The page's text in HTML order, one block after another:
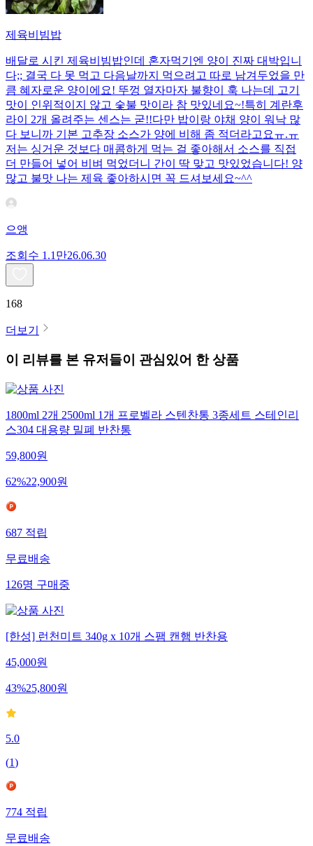
제육비빔밥
배달로 시킨 제육비빔밥인데 혼자먹기엔 양이 진짜 대박입니
다;; 결국 다 못 먹고 다음날까지 먹으려고 따로 남겨두었을 만
큼 혜자로운 양이에요! 뚜껑 열자마자 불향이 훅 나는데 고기
맛이 인위적이지 않고 숯불 맛이라 참 맛있네요~!특히 계란후
라이 2개 올려주는 센스는 굳!! ​다만 밥이랑 야채 양이 워낙 많
다 보니까 기본 고추장 소스가 양에 비해 좀 적더라고요ㅠ.ㅠ
저는 싱거운 것보다 매콤하게 먹는 걸 좋아해서 소스를 직접
더 만들어 넣어 비벼 먹었더니 간이 딱 맞고 맛있었습니다! 양
많고 불맛 나는 제육 좋아하시면 꼭 드셔보세요~^^
으앵
조회수 1.1만26.06.30
168
더보기
이 리뷰를 본 유저들이 관심있어 한 상품
1800ml 2개 2500ml 1개 프로벨라 스텐찬통 3종세트 스테인리
스304 대용량 밀폐 반찬통
59,800원
62%22,900원
687 적립
무료배송
126명 구매중
[한성] 런천미트 340g x 10개 스팸 캔햄 반찬용
45,000원
43%25,800원
5.0
(1)
774 적립
무료배송